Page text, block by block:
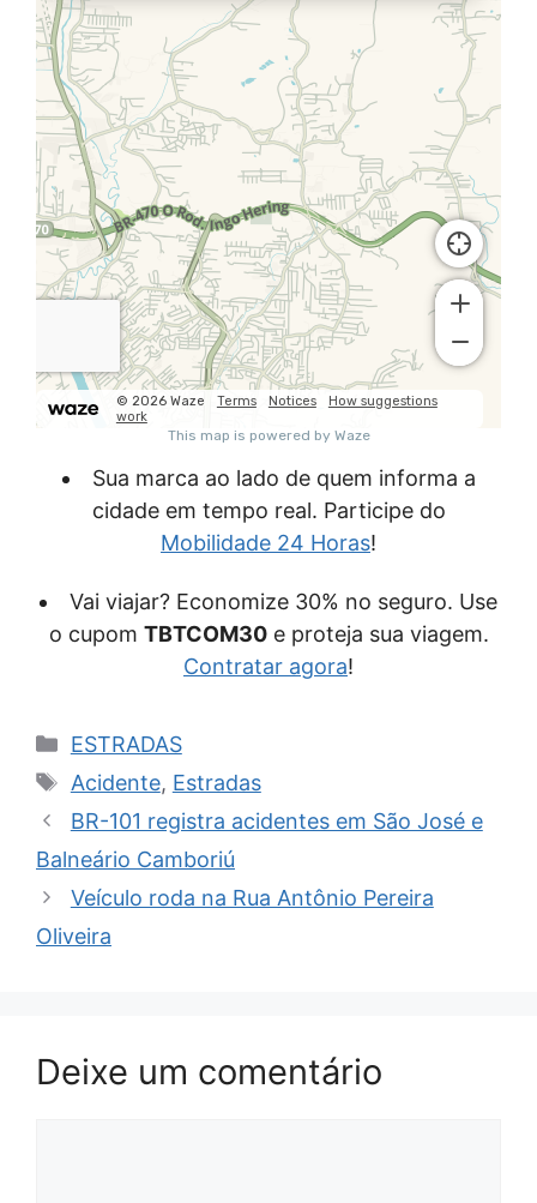
Sua marca ao lado de quem informa a
cidade em tempo real. Participe do
Mobilidade 24 Horas!
Vai viajar? Economize 30% no seguro. Use
o cupom TBTCOM30e proteja sua viagem.
Contratar agora!
Categorias
ESTRADAS
Tags
Acidente, Estradas
BR-101 registra acidentes em São José e
Balneário Camboriú
Veículo roda na Rua Antônio Pereira
Oliveira
Deixe um comentário